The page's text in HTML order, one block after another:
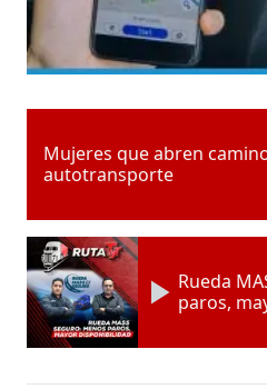
Mujeres que abren
autotransporte
Rueda
paros,